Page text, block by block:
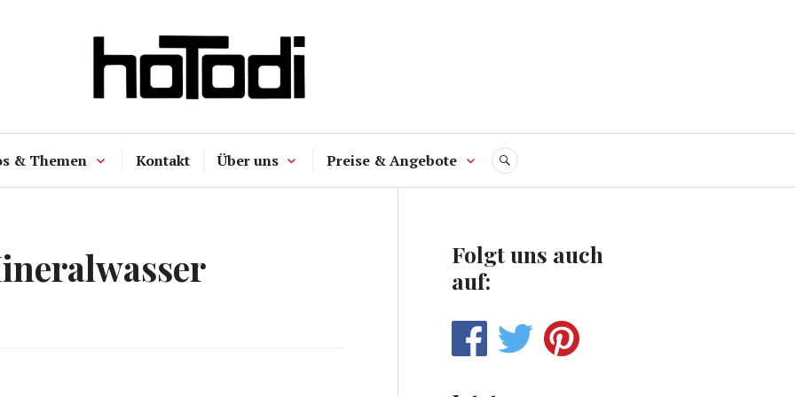
hoTodi
& Themen Kontakt Über uns Preise & Angebote SUCHE
Folgt uns auch
auf: